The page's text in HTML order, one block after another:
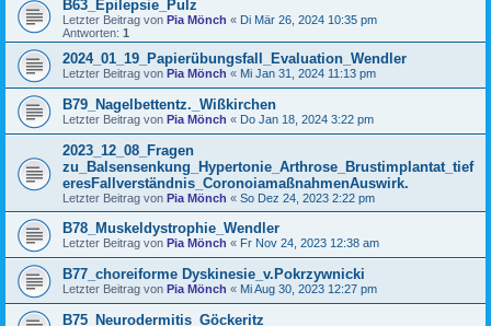
B63_Epilepsie_Pulz
Letzter Beitrag von Pia Mönch « Di Mär 26, 2024 10:35 pm
Antworten: 1
2024_01_19_Papierübungsfall_Evaluation_Wendler
Letzter Beitrag von Pia Mönch « Mi Jan 31, 2024 11:13 pm
B79_Nagelbettentz._Wißkirchen
Letzter Beitrag von Pia Mönch « Do Jan 18, 2024 3:22 pm
2023_12_08_Fragen
zu_Balsensenkung_Hypertonie_Arthrose_Brustimplantat_tief
eresFallverständnis_CoronoiamaßnahmenAuswirk.
Letzter Beitrag von Pia Mönch « So Dez 24, 2023 2:22 pm
B78_Muskeldystrophie_Wendler
Letzter Beitrag von Pia Mönch « Fr Nov 24, 2023 12:38 am
B77_choreiforme Dyskinesie_v.Pokrzywnicki
Letzter Beitrag von Pia Mönch « Mi Aug 30, 2023 12:27 pm
B75_Neurodermitis_Göckeritz